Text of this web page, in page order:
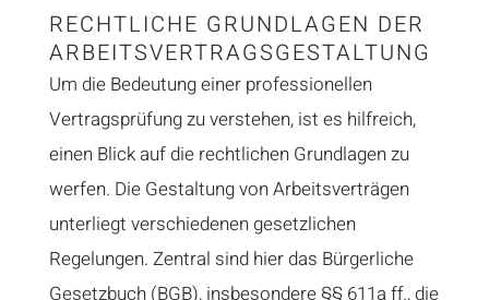
RECHTLICHE GRUNDLAGEN DER
ARBEITSVERTRAGSGESTALTUNG
Um die Bedeutung einer professionellen
Vertragsprüfung zu verstehen, ist es hilfreich,
einen Blick auf die rechtlichen Grundlagen zu
werfen. Die Gestaltung von Arbeitsverträgen
unterliegt verschiedenen gesetzlichen
Regelungen. Zentral sind hier das Bürgerliche
Gesetzbuch (BGB), insbesondere §§ 611a ff., die